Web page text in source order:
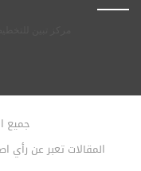
جميع
المقالات تعبر عن رأي